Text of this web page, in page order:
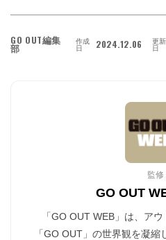
GO OUT編集
部
作成
日 2024.12.06 更新
日
監修
GO OUT
「GO OUT WEB」は、ア
「GO OUT」の世界観を凝